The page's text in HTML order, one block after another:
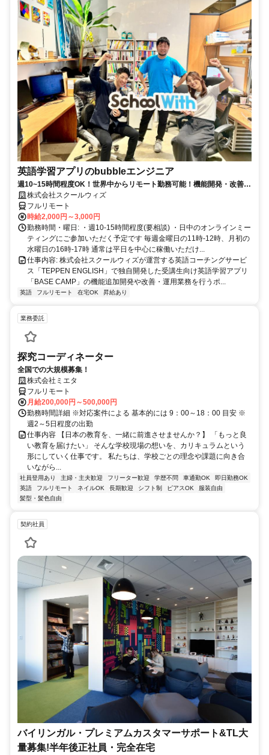
英語学習アプリのbubbleエンジニア
週10~15時間程度OK！世界中からリモート勤務可能！機能開発・改善担
当 株式会社スクールウィズ
フルリモート
時給2,000円～3,000円
勤務時間・曜日: ・週10-15時間程度(要相談) ・日中のオンラインミー
ティングにご参加いただく予定です 毎週金曜日の11時-12時、月初の
水曜日の16時-17時 通常は平日を中心に稼働いただけ...
仕事内容: 株式会社スクールウィズが運営する英語コーチングサービ
ス「TEPPEN ENGLISH」で独自開発した受講生向け英語学習アプリ
「BASE CAMP」の機能追加開発や改善・運用業務を行うポ...
英語 フルリモート 在宅OK 昇給あり
業務委託
探究コーディネーター
全国での大規模募集！
株式会社ミエタ
フルリモート
月給200,000円～500,000円
勤務時間詳細 ※対応案件による 基本的には 9：00～18：00 目安 ※
週2～5日程度の出勤
仕事内容 【日本の教育を、一緒に前進させませんか？】 「もっと良
い教育を届けたい」 そんな学校現場の想いを、カリキュラムという
形にしていく仕事です。 私たちは、学校ごとの理念や課題に向き合
いながら...
社員登用あり 主婦・主夫歓迎 フリーター歓迎 学歴不問 車通勤OK
即日勤務OK
英語
フルリモート ネイルOK 長期歓迎 シフト制 ピアスOK
服装自由
髪型・髪色自由
契約社員
バイリンガル・プレミアムカスタマーサポート&TL大
量募集!半年後正社員・完全在宅